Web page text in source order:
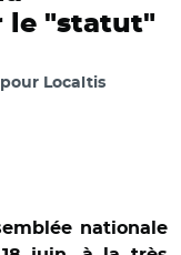
le "statut"
Localtis
nationale